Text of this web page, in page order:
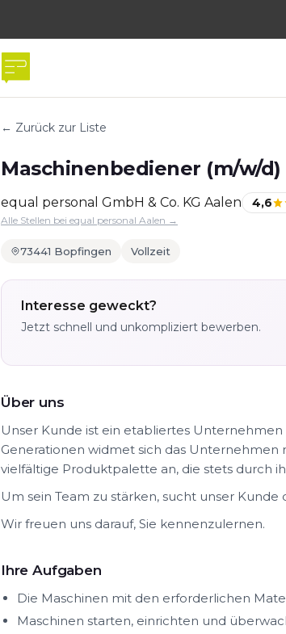
← Zurück zur Liste
Maschinenbediener (m/w/
equal personal GmbH & Co. KG Aalen 4,6
Alle Stellen bei equal personal Aalen →
73441 Bopfingen Vollzeit
Interesse geweckt?
Jetzt schnell und unkompliziert bewerben.
Über uns
Unser Kunde ist ein etabliertes
Generationen widmet sich das
vielfältige Produktpalette an, die stets durch
Um sein Team zu stärken, sucht unser
Wir freuen uns darauf, Sie kennenzulernen.
Ihre Aufgaben
Die Maschinen mit den erforderlichen
Maschinen starten, einrichten und